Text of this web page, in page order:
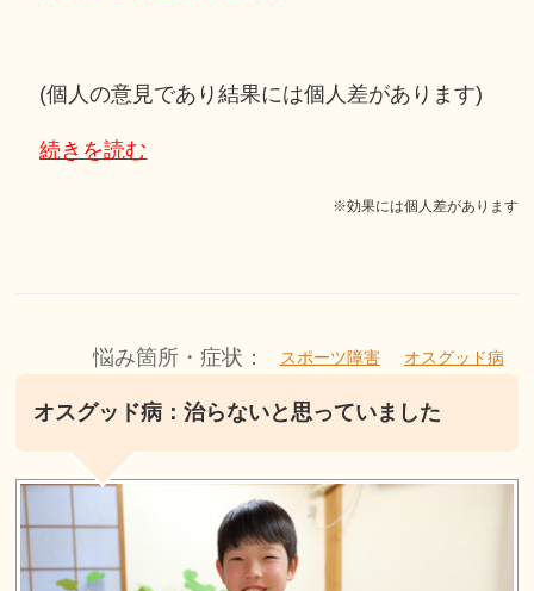
(個人の意見であり結果には個人差があります)
続きを読む
※効果には個人差があります
悩み箇所・症状： スポーツ障害 オスグッド病
オスグッド病：治らないと思っていました